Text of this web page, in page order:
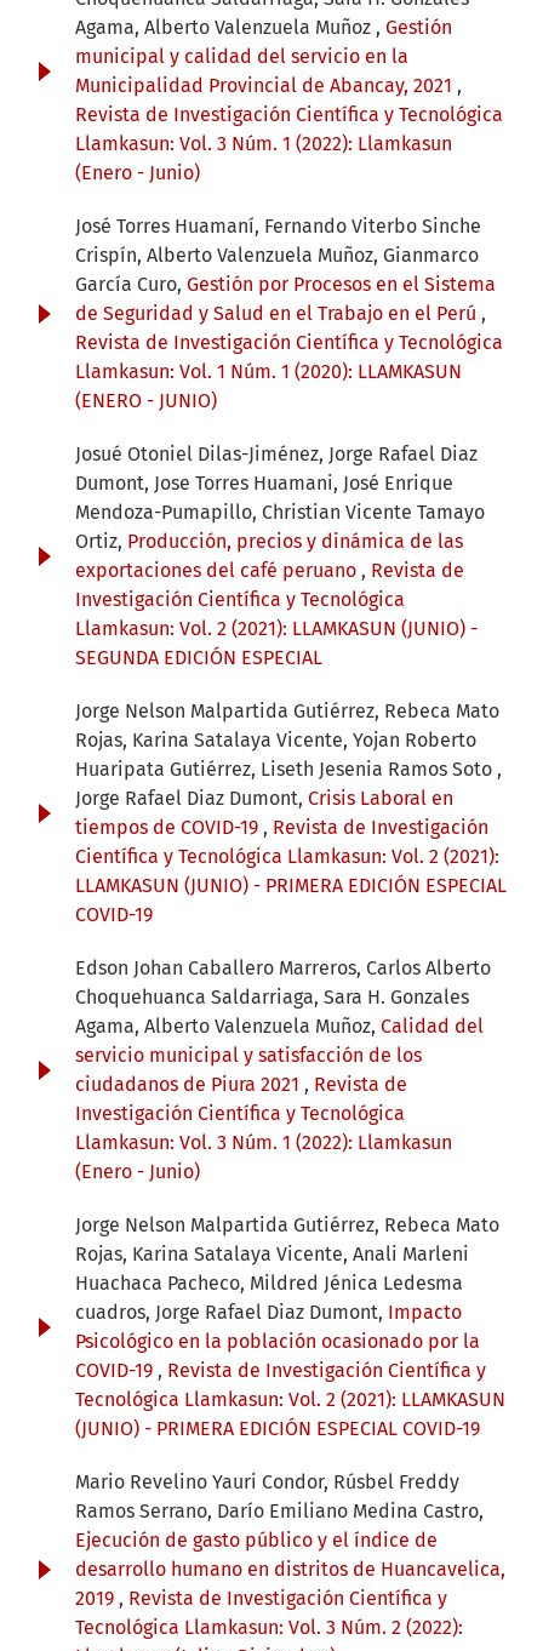
Agama, Alberto Valenzuela Muñoz , Gestión
municipal y calidad del servicio en la
Municipalidad Provincial de Abancay, 2021 ,
Revista de Investigación Científica y Tecnológica
Llamkasun: Vol. 3 Núm. 1 (2022): Llamkasun
(Enero - Junio)
José Torres Huamaní, Fernando Viterbo Sinche
Crispín, Alberto Valenzuela Muñoz, Gianmarco
García Curo, Gestión por Procesos en el Sistema
de Seguridad y Salud en el Trabajo en el Perú ,
Revista de Investigación Científica y Tecnológica
Llamkasun: Vol. 1 Núm. 1 (2020): LLAMKASUN
(ENERO - JUNIO)
Josué Otoniel Dilas-Jiménez, Jorge Rafael Diaz
Dumont, Jose Torres Huamani, José Enrique
Mendoza-Pumapillo, Christian Vicente Tamayo
Ortiz, Producción, precios y dinámica de las
exportaciones del café peruano , Revista de
Investigación Científica y Tecnológica
Llamkasun: Vol. 2 (2021): LLAMKASUN (JUNIO) -
SEGUNDA EDICIÓN ESPECIAL
Jorge Nelson Malpartida Gutiérrez, Rebeca Mato
Rojas, Karina Satalaya Vicente, Yojan Roberto
Huaripata Gutiérrez, Liseth Jesenia Ramos Soto ,
Jorge Rafael Diaz Dumont, Crisis Laboral en
tiempos de COVID-19 , Revista de Investigación
Científica y Tecnológica Llamkasun: Vol. 2 (2021):
LLAMKASUN (JUNIO) - PRIMERA EDICIÓN ESPECIAL
COVID-19
Edson Johan Caballero Marreros, Carlos Alberto
Choquehuanca Saldarriaga, Sara H. Gonzales
Agama, Alberto Valenzuela Muñoz, Calidad del
servicio municipal y satisfacción de los
ciudadanos de Piura 2021 , Revista de
Investigación Científica y Tecnológica
Llamkasun: Vol. 3 Núm. 1 (2022): Llamkasun
(Enero - Junio)
Jorge Nelson Malpartida Gutiérrez, Rebeca Mato
Rojas, Karina Satalaya Vicente, Anali Marleni
Huachaca Pacheco, Mildred Jénica Ledesma
cuadros, Jorge Rafael Diaz Dumont, Impacto
Psicológico en la población ocasionado por la
COVID-19 , Revista de Investigación Científica y
Tecnológica Llamkasun: Vol. 2 (2021): LLAMKASUN
(JUNIO) - PRIMERA EDICIÓN ESPECIAL COVID-19
Mario Revelino Yauri Condor, Rúsbel Freddy
Ramos Serrano, Darío Emiliano Medina Castro,
Ejecución de gasto público y el índice de
desarrollo humano en distritos de Huancavelica,
2019 , Revista de Investigación Científica y
Tecnológica Llamkasun: Vol. 3 Núm. 2 (2022):